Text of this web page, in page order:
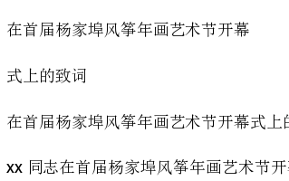
在首届杨家埠风筝年画艺术节开幕式上的致词